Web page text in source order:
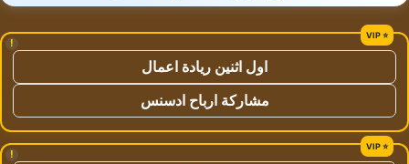
!
اول اثنين ريادة اعمال
مشاركة ارباح ادسنس
!